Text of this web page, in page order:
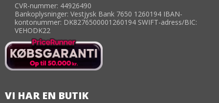
CVR-nummer: 44926490
Bankoplysninger: Vestjysk Bank 7650 1260194 IBAN-
kontonummer: DK8276500001260194 SWIFT-adress/BIC:
VEHODK22
VI HAR EN BUTIK